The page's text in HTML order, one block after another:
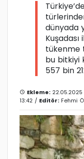
dünyada
tükenme
bu bitkiyi
557 bin
Ekleme: 22.05.2025
13:42 / Editör: Fehmi